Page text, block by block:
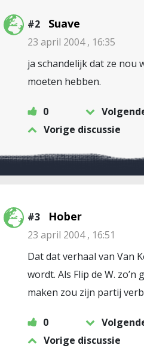
#2 Suave
23 april 2004 , 16:35
ja schandelijk dat ze nou
moeten hebben.
0
Vorige discussie
#3 Hober
23 april 2004 , 16:51
Dat dat verhaal van Van
wordt. Als Flip de W.
maken zou zijn partij
0
Vorige discussie